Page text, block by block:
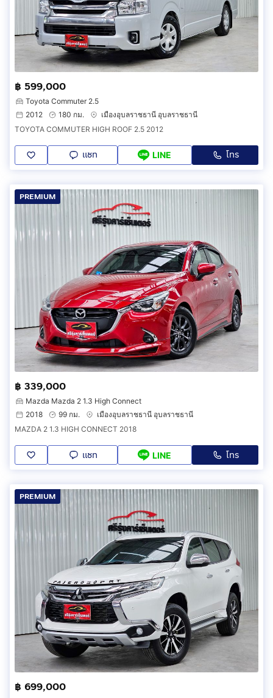
฿ 599,000
Toyota Commuter 2.5
2012
180 กม.
เมืองอุบลราชธานี อุบลราชธานี
TOYOTA COMMUTER HIGH ROOF 2.5 2012
แชท LINE โทร
PREMIUM
฿ 339,000
Mazda Mazda 2 1.3 High Connect
2018
99 กม.
เมืองอุบลราชธานี อุบลราชธานี
MAZDA 2 1.3 HIGH CONNECT 2018
แชท LINE โทร
PREMIUM
฿ 699,000